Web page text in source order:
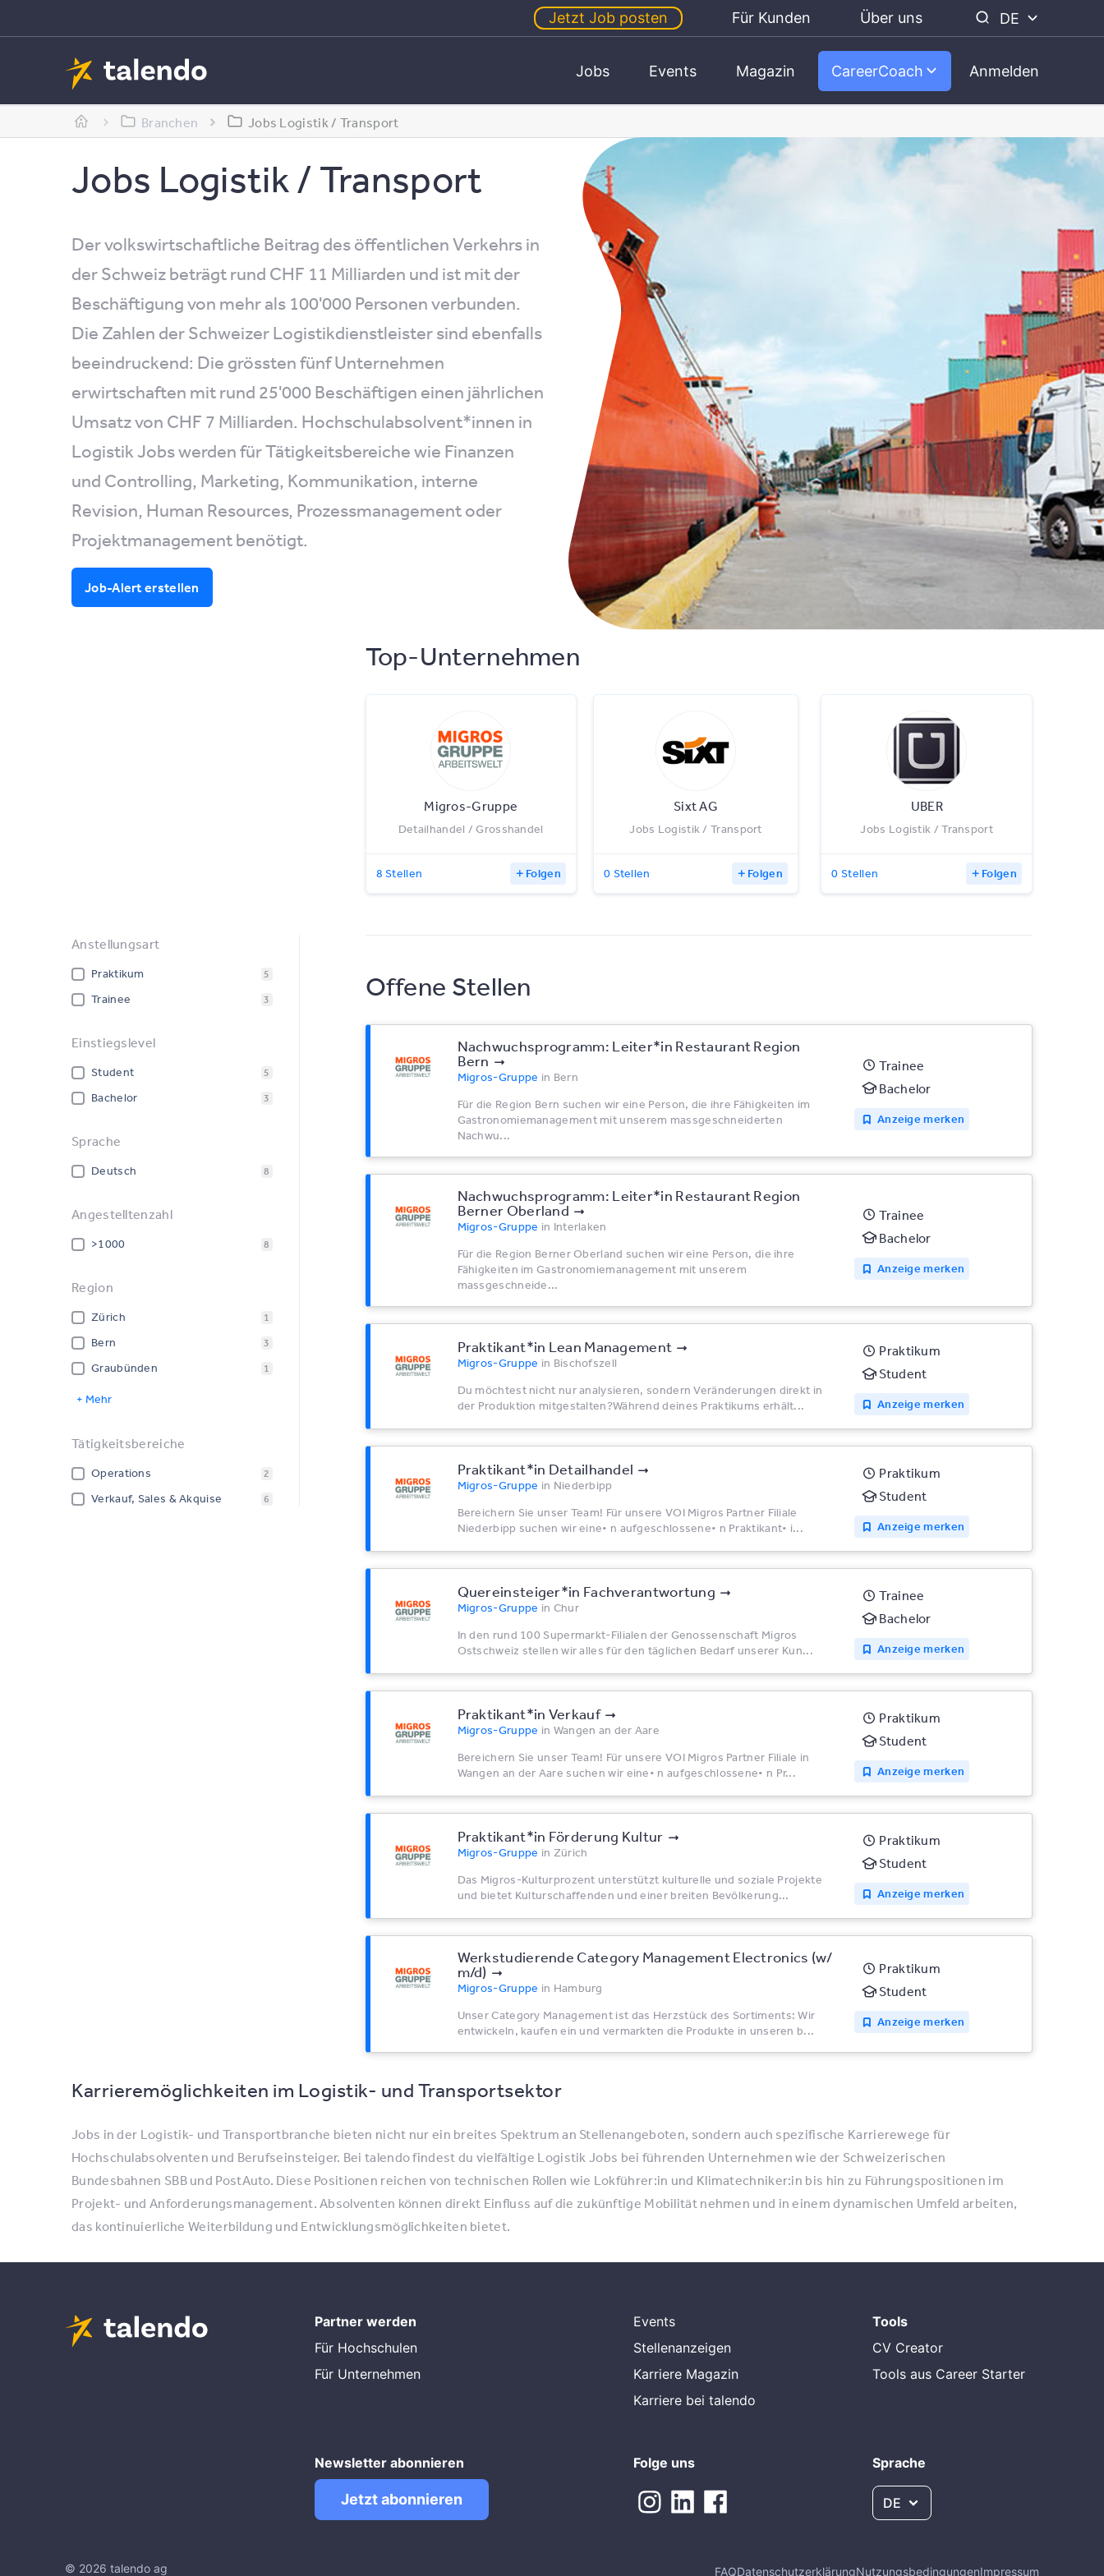
Jetzt Job posten Für Kunden Über uns DE
Jobs Events Magazin CareerCoach Anmelden
Branchen Jobs Logistik / Transport
Jobs Logistik / Transport
Der volkswirtschaftliche Beitrag des öffentlichen Verkehrs in
der Schweiz beträgt rund CHF 11 Milliarden und ist mit der
Beschäftigung von mehr als 100'000 Personen verbunden.
Die Zahlen der Schweizer Logistikdienstleister sind ebenfalls
beeindruckend: Die grössten fünf Unternehmen
erwirtschaften mit rund 25'000 Beschäftigen einen jährlichen
Umsatz von CHF 7 Milliarden. Hochschulabsolvent*innen in
Logistik Jobs werden für Tätigkeitsbereiche wie Finanzen
und Controlling, Marketing, Kommunikation, interne
Revision, Human Resources, Prozessmanagement oder
Projektmanagement benötigt.
Job-Alert erstellen
Top-Unternehmen
Migros-Gruppe
Detailhandel / Grosshandel
8 Stellen Folgen
Sixt AG
Jobs Logistik / Transport
0 Stellen Folgen
UBER
Jobs Logistik / Transport
0 Stellen Folgen
Anstellungsart
Praktikum 5
Trainee 3
Einstiegslevel
Student 5
Bachelor 3
Sprache
Deutsch 8
Angestelltenzahl
>1000 8
Region
Zürich 1
Bern 3
Graubünden 1
+ Mehr
Tätigkeitsbereiche
Operations 2
Verkauf, Sales & Akquise 6
Offene Stellen
Nachwuchsprogramm: Leiter*​in Restaurant Region
Bern
Migros-Gruppe in Bern
Für die Region Bern suchen wir eine Person, die ihre Fähigkeiten im
Gastronomiemanagement mit unserem massgeschneiderten
Nachwu...
Trainee
Bachelor
Anzeige merken
Nachwuchsprogramm: Leiter*​in Restaurant Region
Berner Oberland
Migros-Gruppe in Interlaken
Für die Region Berner Oberland suchen wir eine Person, die ihre
Fähigkeiten im Gastronomiemanagement mit unserem
massgeschneide...
Trainee
Bachelor
Anzeige merken
Praktikant*​in Lean Management
Migros-Gruppe in Bischofszell
Du möchtest nicht nur analysieren, sondern Veränderungen direkt in
der Produktion mitgestalten?Während deines Praktikums erhält...
Praktikum
Student
Anzeige merken
Praktikant*​in Detailhandel
Migros-Gruppe in Niederbipp
Bereichern Sie unser Team! Für unsere VOI Migros Partner Filiale
Niederbipp suchen wir eine• n aufgeschlossene• n Praktikant• i...
Praktikum
Student
Anzeige merken
Quereinsteiger*​in Fachverantwortung
Migros-Gruppe in Chur
In den rund 100 Supermarkt-Filialen der Genossenschaft Migros
Ostschweiz stellen wir alles für den täglichen Bedarf unserer Kun...
Trainee
Bachelor
Anzeige merken
Praktikant*​in Verkauf
Migros-Gruppe in Wangen an der Aare
Bereichern Sie unser Team! Für unsere VOI Migros Partner Filiale in
Wangen an der Aare suchen wir eine• n aufgeschlossene• n Pr...
Praktikum
Student
Anzeige merken
Praktikant*​in Förderung Kultur
Migros-Gruppe in Zürich
Das Migros-Kulturprozent unterstützt kulturelle und soziale Projekte
und bietet Kulturschaffenden und einer breiten Bevölkerung...
Praktikum
Student
Anzeige merken
Werkstudierende Category Management Electronics (w/​
m/​d)
Migros-Gruppe in Hamburg
Unser Category Management ist das Herzstück des Sortiments: Wir
entwickeln, kaufen ein und vermarkten die Produkte in unseren b...
Praktikum
Student
Anzeige merken
Karrieremöglichkeiten im Logistik- und Transportsektor
Jobs in der Logistik- und Transportbranche bieten nicht nur ein breites Spektrum an Stellenangeboten, sondern auch spezifische Karrierewege für
Hochschulabsolventen und Berufseinsteiger. Bei talendo findest du vielfältige Logistik Jobs bei führenden Unternehmen wie der Schweizerischen
Bundesbahnen SBB und PostAuto. Diese Positionen reichen von technischen Rollen wie Lokführer:in und Klimatechniker:in bis hin zu Führungspositionen im
Projekt- und Anforderungsmanagement. Absolventen können direkt Einfluss auf die zukünftige Mobilität nehmen und in einem dynamischen Umfeld arbeiten,
das kontinuierliche Weiterbildung und Entwicklungsmöglichkeiten bietet.
Partner werden
Für Hochschulen
Für Unternehmen
Events
Stellenanzeigen
Karriere Magazin
Karriere bei talendo
Tools
CV Creator
Tools aus Career Starter
Newsletter abonnieren
Jetzt abonnieren
Folge uns Sprache
DE
© 2026 talendo ag FAQDatenschutzerklärungNutzungsbedingungenImpressum